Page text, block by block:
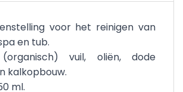
voor het reinigen van
en tub.
vuil, oliën, dode
kalkopbouw.
ml.